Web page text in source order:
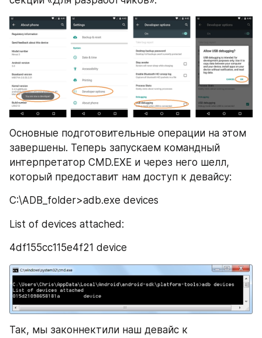
Основные подготовительные операции на этом
завершены. Теперь запускаем командный
интерпретатор CMD.EXE и через него шелл,
который предоставит нам доступ к девайсу:
C:\ADB_folder>adb.exe devices
List of devices attached:
4df155сс115e4f21 device
Так, мы законнектили наш девайс к